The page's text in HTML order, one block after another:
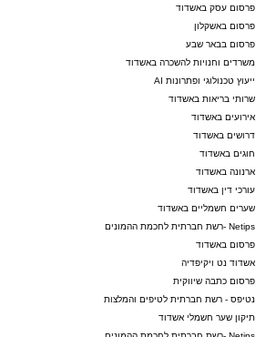
פרסום עסק באשדוד
פרסום באשקלון
פרסום בבאר שבע
משרדים וחנויות להשכרה באשדוד
ייעוץ טכנולוגי ופתרונות AI
שרותי בריאות באשדוד
אירועים באשדוד
דרושים באשדוד
חוגים באשדוד
ארנונה באשדוד
עורכי דין באשדוד
שערים חשמליים באשדוד
Netips -רשת חברתית לחכמת ההמונים
פרסום באשדוד
אשדוד נט ויקיפדיה
פרסום כתבה שיווקית
נטיפס - רשת חברתית לטיפים והמלצות
תיקון שער חשמלי אשדוד